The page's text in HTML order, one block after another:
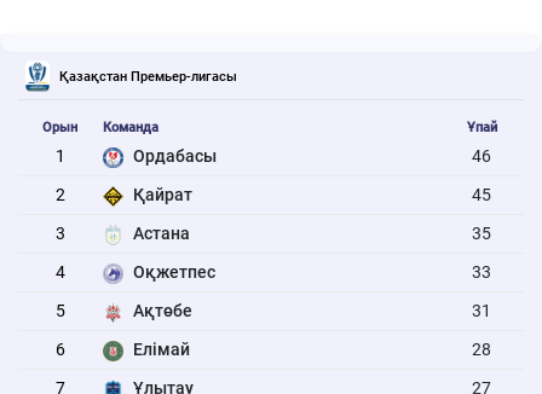
Қазақстан Премьер-лигасы
Орын Команда Ұпай
1 Ордабасы
46
2
Қайрат
45
3
Астана
35
4
Оқжетпес
33
5
Ақтөбе
31
6
Елімай
28
7
Ұлытау
27